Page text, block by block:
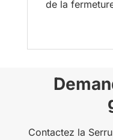
de la
Contactez la